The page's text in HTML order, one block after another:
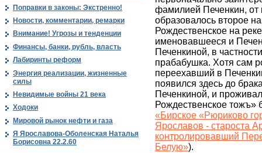
фамилией Печенкин, от
образовалось второе
Рождественское на
именовавшееся и
Печенкиной, в
прабабушка. Хотя сам
переехавший в
появился здесь до
Печенкиной, и
Рождественское тожъ»
«Бирское «Рюриково
Ярославов - староста
контролировавший
Белую»).
Поправки в законы: Экстренно!
Новости, комментарии, ремарки
Внимание! Угрозы и тенденции
Финансы, банки, рубль, власть
Лабиринты реформ
Энергия реализации, жизненные
силы
Невидимые войны 21 века
Ходоки
Мировой рынок нефти и газа
Я Ярославова-Оболенская Наталья
Борисовна 22.2.60